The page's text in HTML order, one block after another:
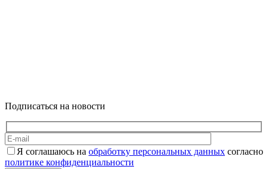
Подписаться на новости
Я соглашаюсь на обработку персональных данных согласно
политике конфиденциальности